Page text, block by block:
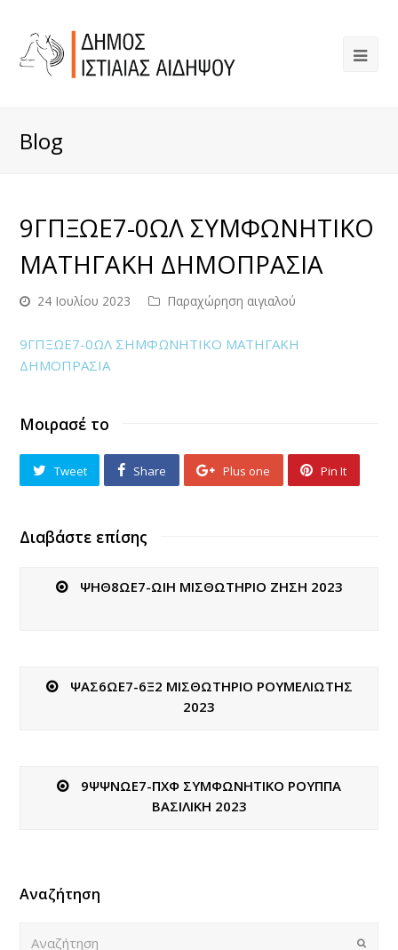
Blog
9ΓΠΞΩΕ7-0ΩΛ ΣΥΜΦΩΝΗΤΙΚΟ
ΜΑΤΗΓΑΚΗ ΔΗΜΟΠΡΑΣΙΑ
24 Ιουλίου 2023 Παραχώρηση αιγιαλού
9ΓΠΞΩΕ7-0ΩΛ ΣΗΜΦΩΝΗΤΙΚΟ ΜΑΤΗΓΑΚΗ
ΔΗΜΟΠΡΑΣΙΑ
Μοιρασέ το
Tweet Share Plus one Pin It
Διαβάστε επίσης
ΨΗΘ8ΩΕ7-ΩΙΗ ΜΙΣΘΩΤΗΡΙΟ ΖΗΣΗ 2023
ΨΑΣ6ΩΕ7-6Ξ2 ΜΙΣΘΩΤΗΡΙΟ ΡΟΥΜΕΛΙΩΤΗΣ
2023
9ΨΨΝΩΕ7-ΠΧΦ ΣΥΜΦΩΝΗΤΙΚΟ ΡΟΥΠΠΑ
ΒΑΣΙΛΙΚΗ 2023
Αναζήτηση
Submit